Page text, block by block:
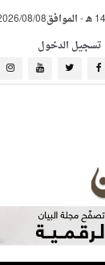
-الموافق2026/08/08م
تسجيل الدخول